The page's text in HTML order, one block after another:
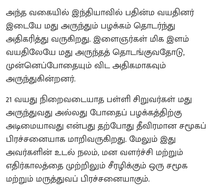
அந்த வகையில் இந்தியாவில் பதின்ம வயதினர்
இடையே மது அருந்தும் பழக்கம் தொடர்ந்து
அதிகரித்து வருகிறது. இளைஞர்கள் மிக இளம்
வயதிலேயே மது அருந்தத் தொடங்குவதோடு,
முன்னெப்போதையும் விட அதிகமாகவும்
அருந்துகின்றனர்.
21 வயது நிறைவடையாத பள்ளி சிறுவர்கள் மது
அருந்துவது அல்லது போதைப் பழக்கத்திற்கு
அடிமையாவது என்பது தற்போது தீவிரமான சமூகப்
பிரச்சனையாக மாறிவருகிறது. மேலும் இது
அவர்களின் உடல் நலம், மன வளர்ச்சி மற்றும்
எதிர்காலத்தை முற்றிலும் சீரழிக்கும் ஒரு சமூக
மற்றும் மருத்துவப் பிரச்சனையாகும்.